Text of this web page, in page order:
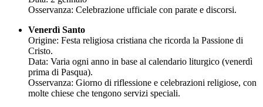
Osservanza: Celebrazione ufficiale con parate e discorsi.
Venerdì Santo
Origine: Festa religiosa cristiana che ricorda la Passione di
Cristo.
Data: Varia ogni anno in base al calendario liturgico (venerdì
prima di Pasqua).
Osservanza: Giorno di riflessione e celebrazioni religiose, con
molte chiese che tengono servizi speciali.